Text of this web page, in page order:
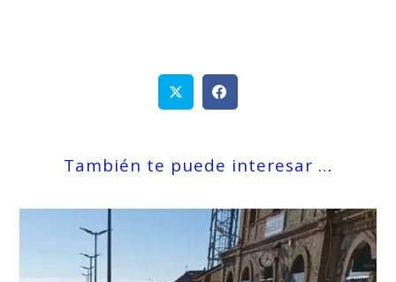
También te puede interesar …